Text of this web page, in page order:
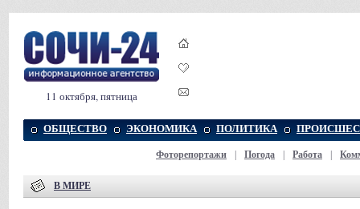
11 октября, пятница
ОБЩЕСТВО ЭКОНОМИКА ПОЛИТИКА
Фоторепортажи Погода Работа
В МИРЕ